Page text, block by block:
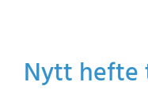
Nytt hefte